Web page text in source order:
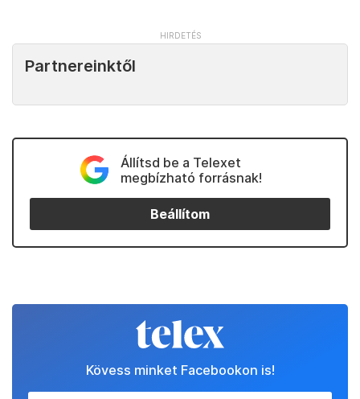
Partnereinktől
Állítsd be a Telexet
megbízható forrásnak!
Beállítom
Kövess minket Facebookon is!